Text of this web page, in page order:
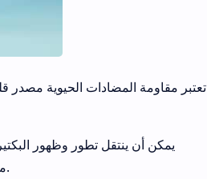
تعتبر مقاومة المضادات الحيوية مصدر
يمكن أن ينتقل تطور وظهور
مخاطر عالية للوفاة لأولئك الذين يكتسبون عدوى بكتيرية مقاومة للمضادات الحيوية.